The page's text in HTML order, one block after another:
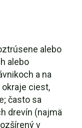
alebo
alebo
a na
okraje ciest,
často sa
drevín (najmä
v